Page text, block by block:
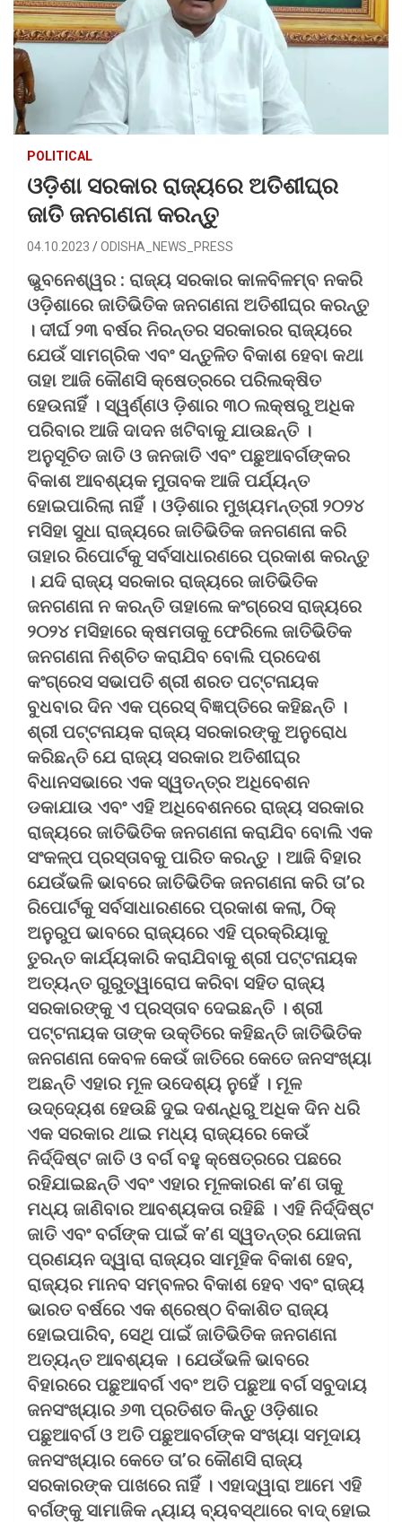
POLITICAL
ଓଡ଼ିଶା ସରକାର ରାଜ୍ୟରେ ଅତିଶୀଘ୍ର
ଜାତି ଜନଗଣନା କରନ୍ତୁ
04.10.2023 ODISHA_NEWS_PRESS
ଭୁବନେଶ୍ୱର : ରାଜ୍ୟ ସରକାର କାଳବିଳମ୍ବ ନକରି
ଓଡ଼ିଶାରେ ଜାତିଭିତିକ ଜନଗଣନା ଅତିଶୀଘ୍ର କରନ୍ତୁ
। ଦୀର୍ଘ ୨୩ ବର୍ଷର ନିରନ୍ତର ସରକାରର ରାଜ୍ୟରେ
ଯେଉଁ ସାମଗ୍ରିକ ଏବଂ ସନ୍ତୁଳିତ ବିକାଶ ହେବା କଥା
ତାହା ଆଜି କୌଣସି କ୍ଷେତ୍ରରେ ପରିଲକ୍ଷିତ
ହେଉନାହିଁ । ସ୍ୱର୍ଣ୍ଣଓ ଡ଼ିଶାର ୩୦ ଲକ୍ଷରୁ ଅଧିକ
ପରିବାର ଆଜି ଦାଦନ ଖଟିବାକୁ ଯାଉଛନ୍ତି ।
ଅନୁସୂଚିତ ଜାତି ଓ ଜନଜାତି ଏବଂ ପଛୁଆବର୍ଗଙ୍କର
ବିକାଶ ଆବଶ୍ୟକ ମୁତାବକ ଆଜି ପର୍ଯ୍ୟନ୍ତ
ହୋଇପାରିଲା ନାହିଁ । ଓଡ଼ିଶାର ମୁଖ୍ୟମନ୍ତ୍ରୀ ୨୦୨୪
ମସିହା ସୁଧା ରାଜ୍ୟରେ ଜାତିଭିତିକ ଜନଗଣନା କରି
ତାହାର ରିପୋର୍ଟକୁ ସର୍ବସାଧାରଣରେ ପ୍ରକାଶ କରନ୍ତୁ
। ଯଦି ରାଜ୍ୟ ସରକାର ରାଜ୍ୟରେ ଜାତିଭିତିକ
ଜନଗଣନା ନ କରନ୍ତି ତାହାଲେ କଂଗ୍ରେସ ରାଜ୍ୟରେ
୨୦୨୪ ମସିହାରେ କ୍ଷମତାକୁ ଫେରିଲେ ଜାତିଭିତିକ
ଜନଗଣନା ନିଶ୍ଚିତ କରାଯିବ ବୋଲି ପ୍ରଦେଶ
କଂଗ୍ରେସ ସଭାପତି ଶ୍ରୀ ଶରତ ପଟ୍ଟନାୟକ
ବୁଧବାର ଦିନ ଏକ ପ୍ରେସ୍ ବିଜ୍ଞପ୍ତିରେ କହିଛନ୍ତି ।
ଶ୍ରୀ ପଟ୍ଟନାୟକ ରାଜ୍ୟ ସରକାରଙ୍କୁ ଅନୁରୋଧ
କରିଛନ୍ତି ଯେ ରାଜ୍ୟ ସରକାର ଅତିଶୀଘ୍ର
ବିଧାନସଭାରେ ଏକ ସ୍ୱତନ୍ତ୍ର ଅଧିବେଶନ
ଡକାଯାଉ ଏବଂ ଏହି ଅଧିବେଶନରେ ରାଜ୍ୟ ସରକାର
ରାଜ୍ୟରେ ଜାତିଭିତିକ ଜନଗଣନା କରାଯିବ ବୋଲି ଏକ
ସଂକଳ୍ପ ପ୍ରସ୍ତାବକୁ ପାରିତ କରନ୍ତୁ । ଆଜି ବିହାର
ଯେଉଁଭଳି ଭାବରେ ଜାତିଭିତିକ ଜନଗଣନା କରି ତା’ର
ରିପୋର୍ଟକୁ ସର୍ବସାଧାରଣରେ ପ୍ରକାଶ କଲା, ଠିକ୍
ଅନୁରୁପ ଭାବରେ ରାଜ୍ୟରେ ଏହି ପ୍ରକ୍ରିୟାକୁ
ତୁରନ୍ତ କାର୍ଯ୍ୟକାରି କରାଯିବାକୁ ଶ୍ରୀ ପଟ୍ଟନାୟକ
ଅତ୍ୟନ୍ତ ଗୁରୁତ୍ୱାରୋପ କରିବା ସହିତ ରାଜ୍ୟ
ସରକାରଙ୍କୁ ଏ ପ୍ରସ୍ତାବ ଦେଇଛନ୍ତି । ଶ୍ରୀ
ପଟ୍ଟନାୟକ ତାଙ୍କ ଉକ୍ତିରେ କହିଛନ୍ତି ଜାତିଭିତିକ
ଜନଗଣନା କେବଳ କେଉଁ ଜାତିରେ କେତେ ଜନସଂଖ୍ୟା
ଅଛନ୍ତି ଏହାର ମୂଳ ଉଦେଶ୍ୟ ନୁହେଁ । ମୂଳ
ଉଦ୍ଦ୍ୟେଶ ହେଉଛି ଦୁଇ ଦଶନ୍ଧିରୁ ଅଧିକ ଦିନ ଧରି
ଏକ ସରକାର ଥାଇ ମଧ୍ୟ ରାଜ୍ୟରେ କେଉଁ
ନିର୍ଦ୍ଦିଷ୍ଟ ଜାତି ଓ ବର୍ଗ ବହୁ କ୍ଷେତ୍ରରେ ପଛରେ
ରହିଯାଇଛନ୍ତି ଏବଂ ଏହାର ମୂଳକାରଣ କ’ଣ ତାକୁ
ମଧ୍ୟ ଜାଣିବାର ଆବଶ୍ୟକତା ରହିଛି । ଏହି ନିର୍ଦ୍ଦିଷ୍ଟ
ଜାତି ଏବଂ ବର୍ଗଙ୍କ ପାଇଁ କ’ଣ ସ୍ୱତନ୍ତ୍ର ଯୋଜନା
ପ୍ରଣୟନ ଦ୍ୱାରା ରାଜ୍ୟର ସାମୂହିକ ବିକାଶ ହେବ,
ରାଜ୍ୟର ମାନବ ସମ୍ବଳର ବିକାଶ ହେବ ଏବଂ ରାଜ୍ୟ
ଭାରତ ବର୍ଷରେ ଏକ ଶ୍ରେଷ୍ଠ ବିକାଶିତ ରାଜ୍ୟ
ହୋଇପାରିବ, ସେଥି ପାଇଁ ଜାତିଭିତିକ ଜନଗଣନା
ଅତ୍ୟନ୍ତ ଆବଶ୍ୟକ । ଯେଉଁଭଳି ଭାବରେ
ବିହାରରେ ପଛୁଆବର୍ଗ ଏବଂ ଅତି ପଛୁଆ ବର୍ଗ ସବୁଦାୟ
ଜନସଂଖ୍ୟାର ୬୩ ପ୍ରତିଶତ କିନ୍ତୁ ଓଡ଼ିଶାର
ପଛୁଆବର୍ଗ ଓ ଅତି ପଛୁଆବର୍ଗଙ୍କ ସଂଖ୍ୟା ସମୂଦାୟ
ଜନସଂଖ୍ୟାର କେତେ ତା’ର କୌଣସି ରାଜ୍ୟ
ସରକାରଙ୍କ ପାଖରେ ନାହିଁ । ଏହାଦ୍ୱାରା ଆମେ ଏହି
ବର୍ଗଙ୍କୁ ସାମାଜିକ ନ୍ୟାୟ ବ୍ୟବସ୍ଥାରେ ବାଦ୍ ହୋଇ